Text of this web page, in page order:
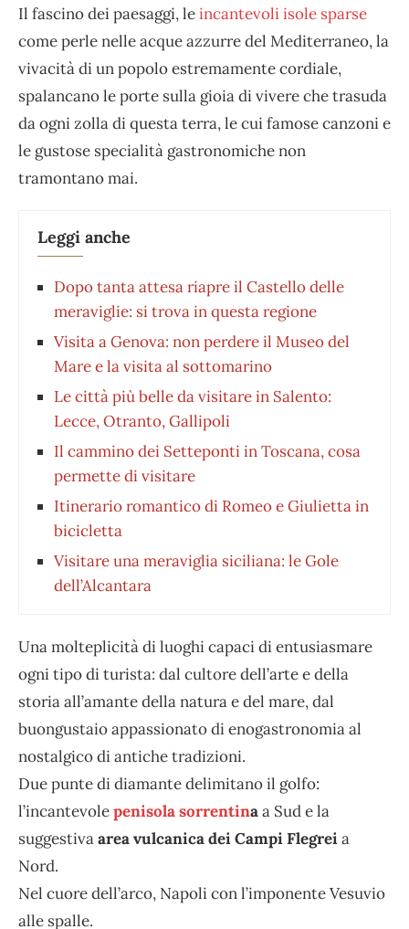
Il fascino dei paesaggi, leincantevoli isole sparse
come perle nelle acque azzurre del Mediterraneo, la
vivacità di un popolo estremamente cordiale,
spalancano le porte sulla gioia di vivere che trasuda
da ogni zolla di questa terra, le cui famose canzoni e
le gustose specialità gastronomiche non
tramontano mai.
Leggi anche
Dopo tanta attesa riapre il Castello delle
meraviglie: si trova in questa regione
Visita a Genova: non perdere il Museo del
Mare e la visita al sottomarino
Le città più belle da visitare in Salento:
Lecce, Otranto, Gallipoli
Il cammino dei Setteponti in Toscana, cosa
permette di visitare
Itinerario romantico di Romeo e Giulietta in
bicicletta
Visitare una meraviglia siciliana: le Gole
dell’Alcantara
Una molteplicità di luoghi capaci di entusiasmare
ogni tipo di turista: dal cultore dell’arte e della
storia all’amante della natura e del mare, dal
buongustaio appassionato di enogastronomia al
nostalgico di antiche tradizioni.
Due punte di diamante delimitano il golfo:
l’incantevolepenisola sorrentinaa Sud e la
suggestivaarea vulcanica dei Campi Flegreia
Nord.
Nel cuore dell’arco, Napoli con l’imponente Vesuvio
alle spalle.